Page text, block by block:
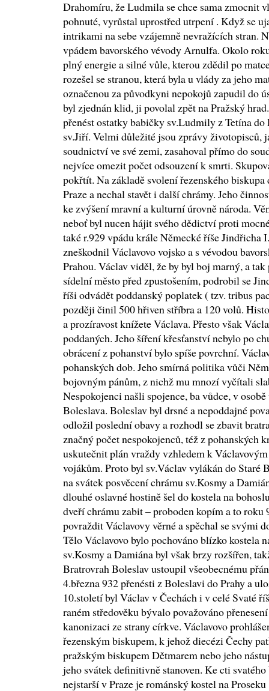
Drahomíru, že Ludmila se chce sama zmocnit
pohnuté, vyrůstal uprostřed utrpení . Když se
intrikami na sebe vzájemně nevražících stran.
vpádem bavorského vévody Arnulfa. Okolo
plný energie a silné vůle, kterou zdědil po
rozešel se stranou, která byla u vlády za jeho
označenou za původkyni nepokojů zapudil do
byl zjednán klid, ji povolal zpět na Pražský
přenést ostatky babičky sv.Ludmily z Tetína do
sv.Jiří. Velmi důležité jsou zprávy životopisců,
soudnictví ve své zemi, zasahoval přímo do
nejvíce omezit počet odsouzení k smrti.
pokřtít. Na základě svolení řezenského
Praze a nechal stavět i další chrámy. Jeho
ke zvýšení mravní a kulturní úrovně národa.
neboť byl nucen hájit svého dědictví proti
také r.929 vpádu krále Německé říše Jindřicha
zneškodnil Václavovo vojsko a s vévodou
Prahou. Václav viděl, že by byl boj marný, a
sídelní město před zpustošením, podrobil se
říši odvádět poddanský poplatek ( tzv. tribus
později činil 500 hřiven stříbra a 120 volů.
a prozíravost knížete Václava. Přesto však
poddaných. Jeho šíření křesťanství nebylo po
obrácení z pohanství bylo spíše povrchní.
pohanských dob. Jeho smírná politika vůči
bojovným pánům, z nichž mu mnozí vyčítali
Nespokojenci našli spojence, ba vůdce, v
Boleslava. Boleslav byl drsné a nepoddajné
odložil poslední obavy a rozhodl se zbavit
značný počet nespokojenců, též z pohanských
uskutečnit plán vraždy vzhledem k
vojákům. Proto byl sv.Václav vylákán do Staré
na svátek posvěcení chrámu sv.Kosmy a
dlouhé oslavné hostině šel do kostela na
dveří chrámu zabit – proboden kopím a to roku
povraždit Václavovy věrné a spěchal se svými
Tělo Václavovo bylo pochováno blízko kostela
sv.Kosmy a Damiána byl však brzy rozšířen,
Bratrovrah Boleslav ustoupil všeobecnému
4.března 932 přenésti z Boleslavi do Prahy a
10.století byl Václav v Čechách i v celé Svaté
raném středověku bývalo považováno
kanonizaci ze strany církve. Václavovo
řezenským biskupem, k jehož diecézi Čechy
pražským biskupem Dětmarem nebo jeho
jeho svátek definitivně stanoven. Ke cti
nejstarší v Praze je románský kostel na